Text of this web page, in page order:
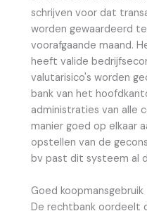
schrijven voor dat
worden gewaardeerd
voorafgaande maand.
heeft valide
valutarisico's worden
bank van het
administraties van alle
manier goed op elkaar
opstellen van de
bv past dit systeem al
Goed koopmansgebruik
De rechtbank oordeelt